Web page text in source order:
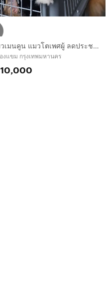
แมวเมนคูน แมวโตเพศผู้ ลดประชากร
งแขม กรุงเทพมหานคร